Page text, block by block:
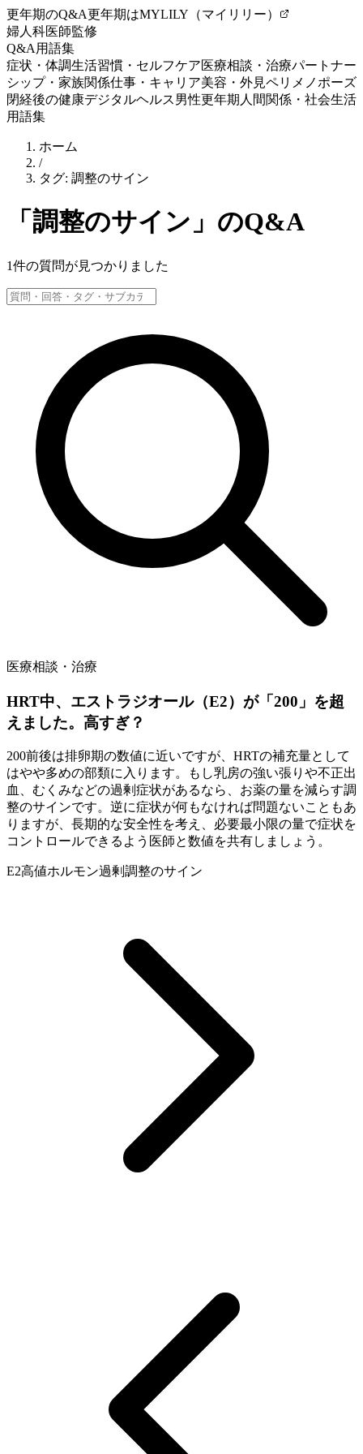
更年期のQ&A更年期はMYLILY（マイリリー）
婦人科医師監修
Q&A 用語集
症状・体調生活習慣・セルフケア医療相談・治療パートナー
シップ・家族関係仕事・キャリア美容・外見ペリメノポーズ
閉経後の健康デジタルヘルス男性更年期 人間関係・社会生活
用語集
ホーム
/
タグ: 調整のサイン
「 調整のサイン 」のQ&A
1件の質問が見つかりました
医療相談・治療
HRT中、エストラジオール（E2）が「200」を超
えました。高すぎ？
200前後は排卵期の数値に近いですが、HRTの補充量として
はやや多めの部類に入ります。もし乳房の強い張りや不正出
血、むくみなどの過剰症状があるなら、お薬の量を減らす調
整のサインです。逆に症状が何もなければ問題ないこともあ
りますが、長期的な安全性を考え、必要最小限の量で症状を
コントロールできるよう医師と数値を共有しましょう。
E2高値ホルモン過剰調整のサイン